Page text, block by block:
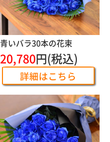
青いバラ30本の花束
20,780円(税込)
詳細はこちら